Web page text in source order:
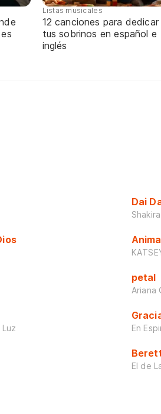
Listas musicales
12 canciones para dedicar
tus sobrinos en español e
inglés
Dai
Shakira
petal
Ariana
En
El de